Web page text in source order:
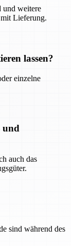
und weitere
Lieferung.
lassen?
einzelne
und
auch das
sind während des